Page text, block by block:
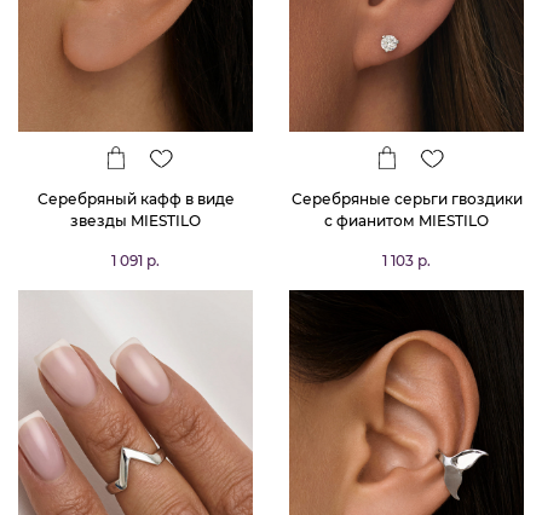
Серебряный кафф в виде
звезды MIESTILO
1 091 р.
Серебряные серьги гвоздики
с фианитом MIESTILO
1 103 р.